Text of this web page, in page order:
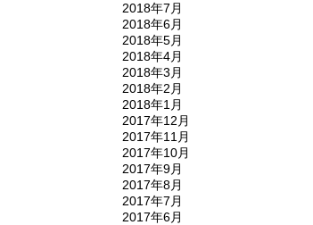
2018年7月
2018年6月
2018年5月
2018年4月
2018年3月
2018年2月
2018年1月
2017年12月
2017年11月
2017年10月
2017年9月
2017年8月
2017年7月
2017年6月